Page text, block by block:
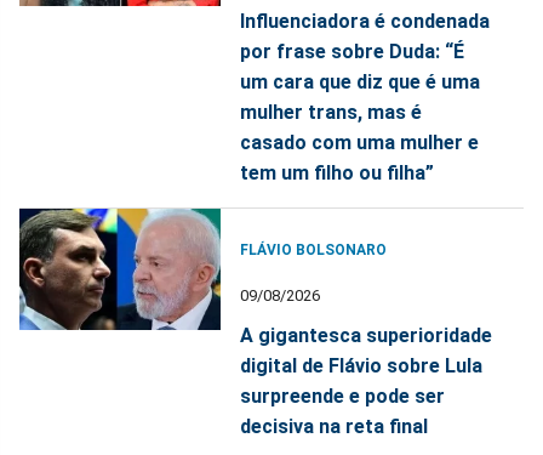
Influenciadora é condenada
por frase sobre Duda: “É
um cara que diz que é uma
mulher trans, mas é
casado com uma mulher e
tem um filho ou filha”
FLÁVIO BOLSONARO
09/08/2026
A gigantesca superioridade
digital de Flávio sobre Lula
surpreende e pode ser
decisiva na reta final